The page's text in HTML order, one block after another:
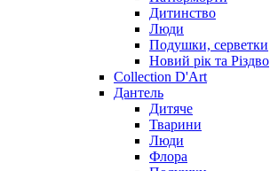
Дитинство
Люди
Подушки, серветки
Новий рік та Різдво
Collection D'Art
Дантель
Дитяче
Тварини
Люди
Флора